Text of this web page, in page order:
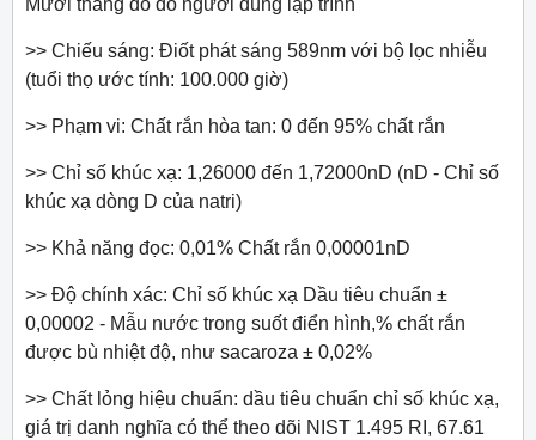
Mười thang đo do người dùng lập trình
>> Chiếu sáng: Điốt phát sáng 589nm với bộ lọc nhiễu
(tuổi thọ ước tính: 100.000 giờ)
>> Phạm vi: Chất rắn hòa tan: 0 đến 95% chất rắn
>> Chỉ số khúc xạ: 1,26000 đến 1,72000nD (nD - Chỉ số
khúc xạ dòng D của natri)
>> Khả năng đọc: 0,01% Chất rắn 0,00001nD
>> Độ chính xác: Chỉ số khúc xạ Dầu tiêu chuẩn ±
0,00002 - Mẫu nước trong suốt điển hình,% chất rắn
được bù nhiệt độ, như sacaroza ± 0,02%
>> Chất lỏng hiệu chuẩn: dầu tiêu chuẩn chỉ số khúc xạ,
giá trị danh nghĩa có thể theo dõi NIST 1.495 RI, 67.61